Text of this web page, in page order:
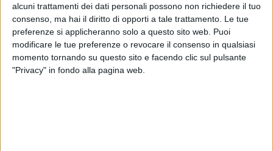
alcuni trattamenti dei dati personali possono non richiedere il tuo
consenso, ma hai il diritto di opporti a tale trattamento. Le tue
preferenze si applicheranno solo a questo sito web. Puoi
modificare le tue preferenze o revocare il consenso in qualsiasi
momento tornando su questo sito e facendo clic sul pulsante
"Privacy" in fondo alla pagina web.
Hellmann Italia rilevata dalla
capogruppo tedesca
ITALIA 11 SETTEMBRE 2023